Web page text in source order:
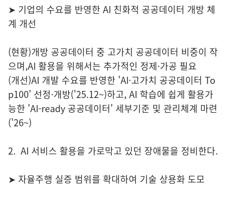
➤ 기업의 수요를 반영한 AI 친화적 공공데이터 개방 체
계 개선
(현황)개방 공공데이터 중 고가치 공공데이터 비중이 작
으며,AI 활용을 위해서는 추가적인 정제·가공 필요
(개선)AI 개발 수요를 반영한 'AI·고가치 공공데이터 To
p100' 선정·개방('25.12~)하고, AI 학습에 쉽게 활용가
능한 'AI-ready 공공데이터' 세부기준 및 관리체계 마련
('26~)
2. AI 서비스 활용을 가로막고 있던 장애물을 정비한다.
➤ 자율주행 실증 범위를 확대하여 기술 상용화 도모